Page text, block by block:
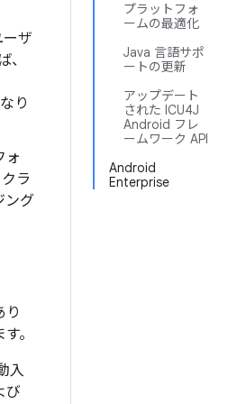
プラットフォ
ームの最適化
Java 言語サポ
ートの更新
アップデート
された ICU4J
Android フレ
ームワーク API
Android
Enterprise
ザ
り
ォ
クラ
ング
り
。
入
び